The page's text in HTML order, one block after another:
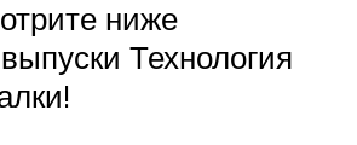
ниже
Технология